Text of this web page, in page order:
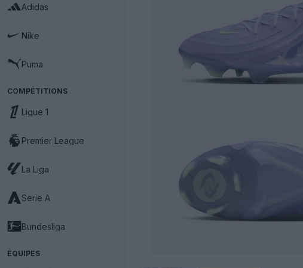
Adidas
Nike
Puma
COMPÉTITIONS
Ligue 1
Premier League
La Liga
Serie A
Bundesliga
ÉQUIPES